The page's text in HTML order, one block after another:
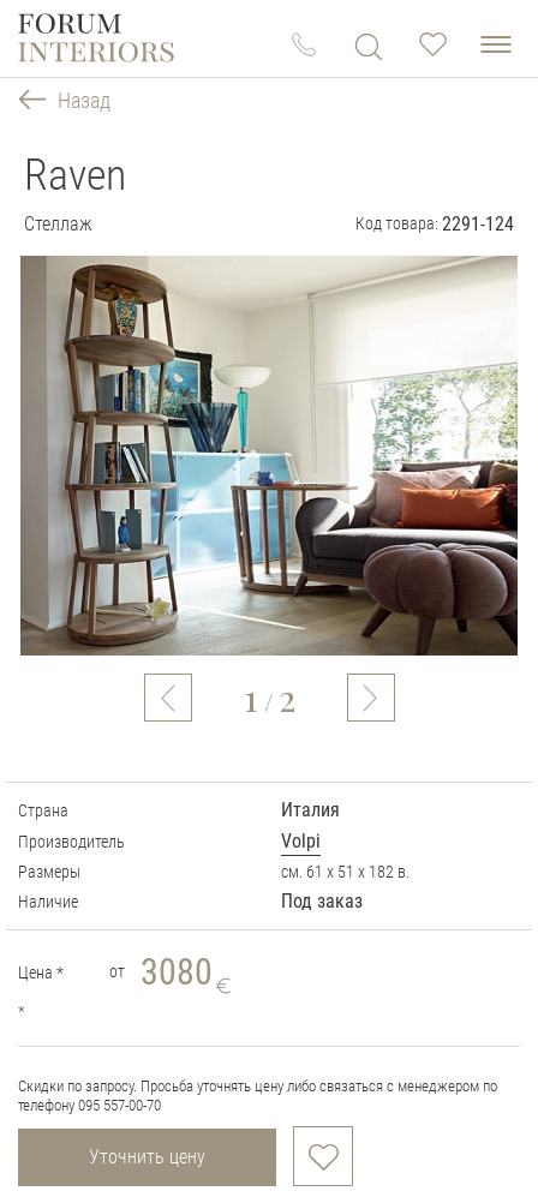
Назад
1 / 2
Raven
Стеллаж Код товара: 2291-124
Страна Италия
Производитель Volpi
Размеры
см. 61 х 51 х 182 в.
Наличие
Под заказ
Цена * от 3080
*
Скидки по запросу. Просьба уточнять цену либо связаться с менеджером по
телефону 095 557-00-70
Уточнить цену